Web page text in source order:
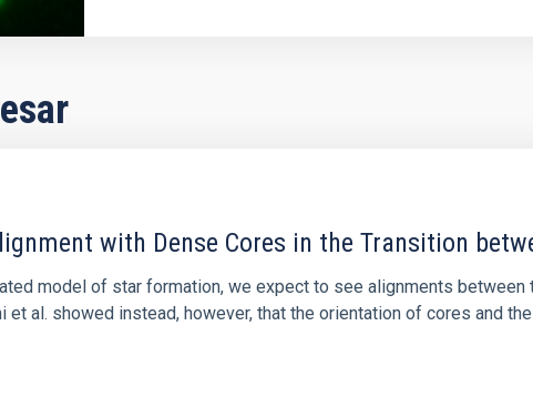
with Dense Cores in the Transition
model of star formation, we expect to see alignments
et al. showed instead, however, that the orientation of cores and